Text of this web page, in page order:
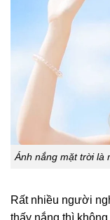
Ánh nắng mặt trời là
Rất nhiều người